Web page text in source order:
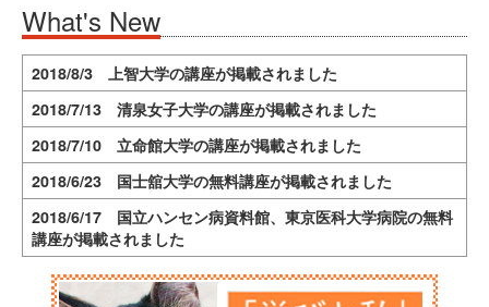
What's New
2018/8/3 上智大学の講座が掲載されました
2018/7/13 清泉女子大学の講座が掲載されました
2018/7/10 立命館大学の講座が掲載されました
2018/6/23 国士舘大学の無料講座が掲載されました
2018/6/17 国立ハンセン病資料館、東京医科大学病院の無料
講座が掲載されました